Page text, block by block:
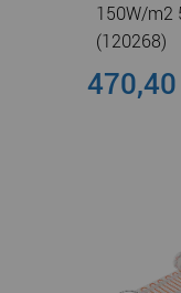
150W/m2
(120268)